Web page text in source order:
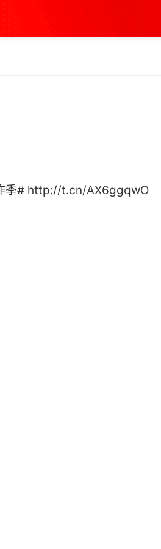
季# http://t.cn/AX6ggqwO